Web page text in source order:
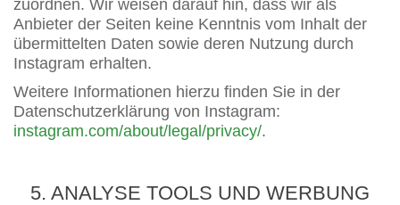
zuordnen. Wir weisen darauf hin, dass wir als
Anbieter der Seiten keine Kenntnis vom Inhalt der
übermittelten Daten sowie deren Nutzung durch
Instagram erhalten.
Weitere Informationen hierzu finden Sie in der
Datenschutzerklärung von Instagram:
instagram.com/about/legal/privacy/.
5. ANALYSE TOOLS UND WERBUNG